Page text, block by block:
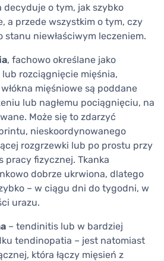
decyduje o tym, jak szybko
a przede wszystkim o tym, czy
stanu niewłaściwym leczeniem.
, fachowo określane jako
rozciągnięcie mięśnia,
mięśniowe są poddane
lub nagłemu pociągnięciu, na
Może się to zdarzyć
nieskoordynowanego
rozgrzewki lub po prostu przy
pracy fizycznej. Tkanka
dobrze ukrwiona, dlatego
– w ciągu dni do tygodni, w
urazu.
– tendinitis lub w bardziej
tendinopatia – jest natomiast
która łączy mięsień z